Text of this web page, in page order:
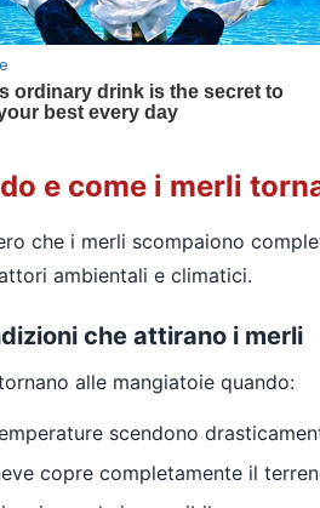
e come i merli
che i merli scompaiono
ambientali e climatici.
che attirano i merli
alle mangiatoie quando:
scendono
copre completamente il